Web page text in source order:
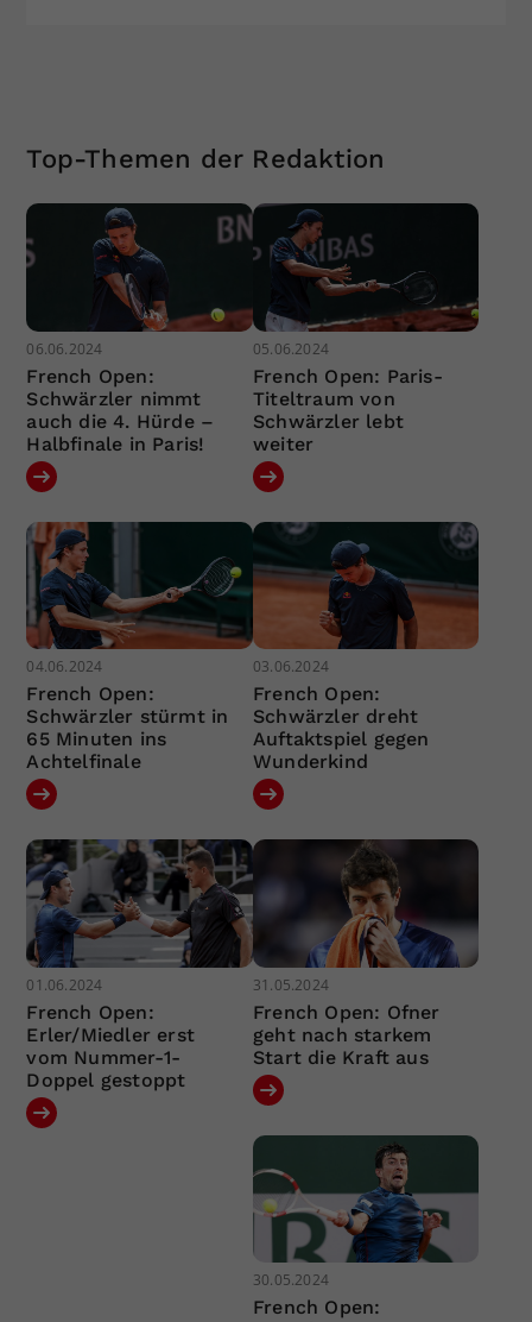
Top-Themen der Redaktion
06.06.2024
French Open:
Schwärzler nimmt
auch die 4. Hürde –
Halbfinale in Paris!
05.06.2024
French Open: Paris-
Titeltraum von
Schwärzler lebt
weiter
04.06.2024
French Open:
Schwärzler stürmt in
65 Minuten ins
Achtelfinale
03.06.2024
French Open:
Schwärzler dreht
Auftaktspiel gegen
Wunderkind
01.06.2024
French Open:
Erler/Miedler erst
vom Nummer-1-
Doppel gestoppt
31.05.2024
French Open: Ofner
geht nach starkem
Start die Kraft aus
30.05.2024
French Open: